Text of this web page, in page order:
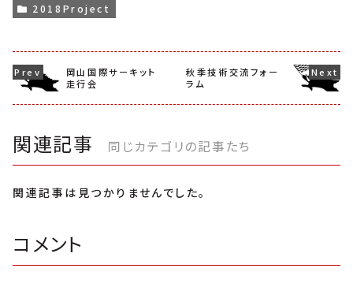
2018Project
岡山国際サーキット
走行会
秋季技術交流フォー
ラム
関連記事 同じカテゴリの記事たち
関連記事は見つかりませんでした。
コメント